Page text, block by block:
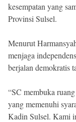
kesempatan yang
Provinsi Sulsel.
Menurut
menjaga
berjalan demokratis
“SC membuka
yang memenuhi
Kadin Sulsel. Kami